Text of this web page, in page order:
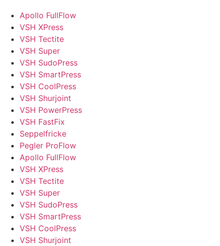
Apollo FullFlow
VSH XPress
VSH Tectite
VSH Super
VSH SudoPress
VSH SmartPress
VSH CoolPress
VSH Shurjoint
VSH PowerPress
VSH FastFix
Seppelfricke
Pegler ProFlow
Apollo FullFlow
VSH XPress
VSH Tectite
VSH Super
VSH SudoPress
VSH SmartPress
VSH CoolPress
VSH Shurjoint